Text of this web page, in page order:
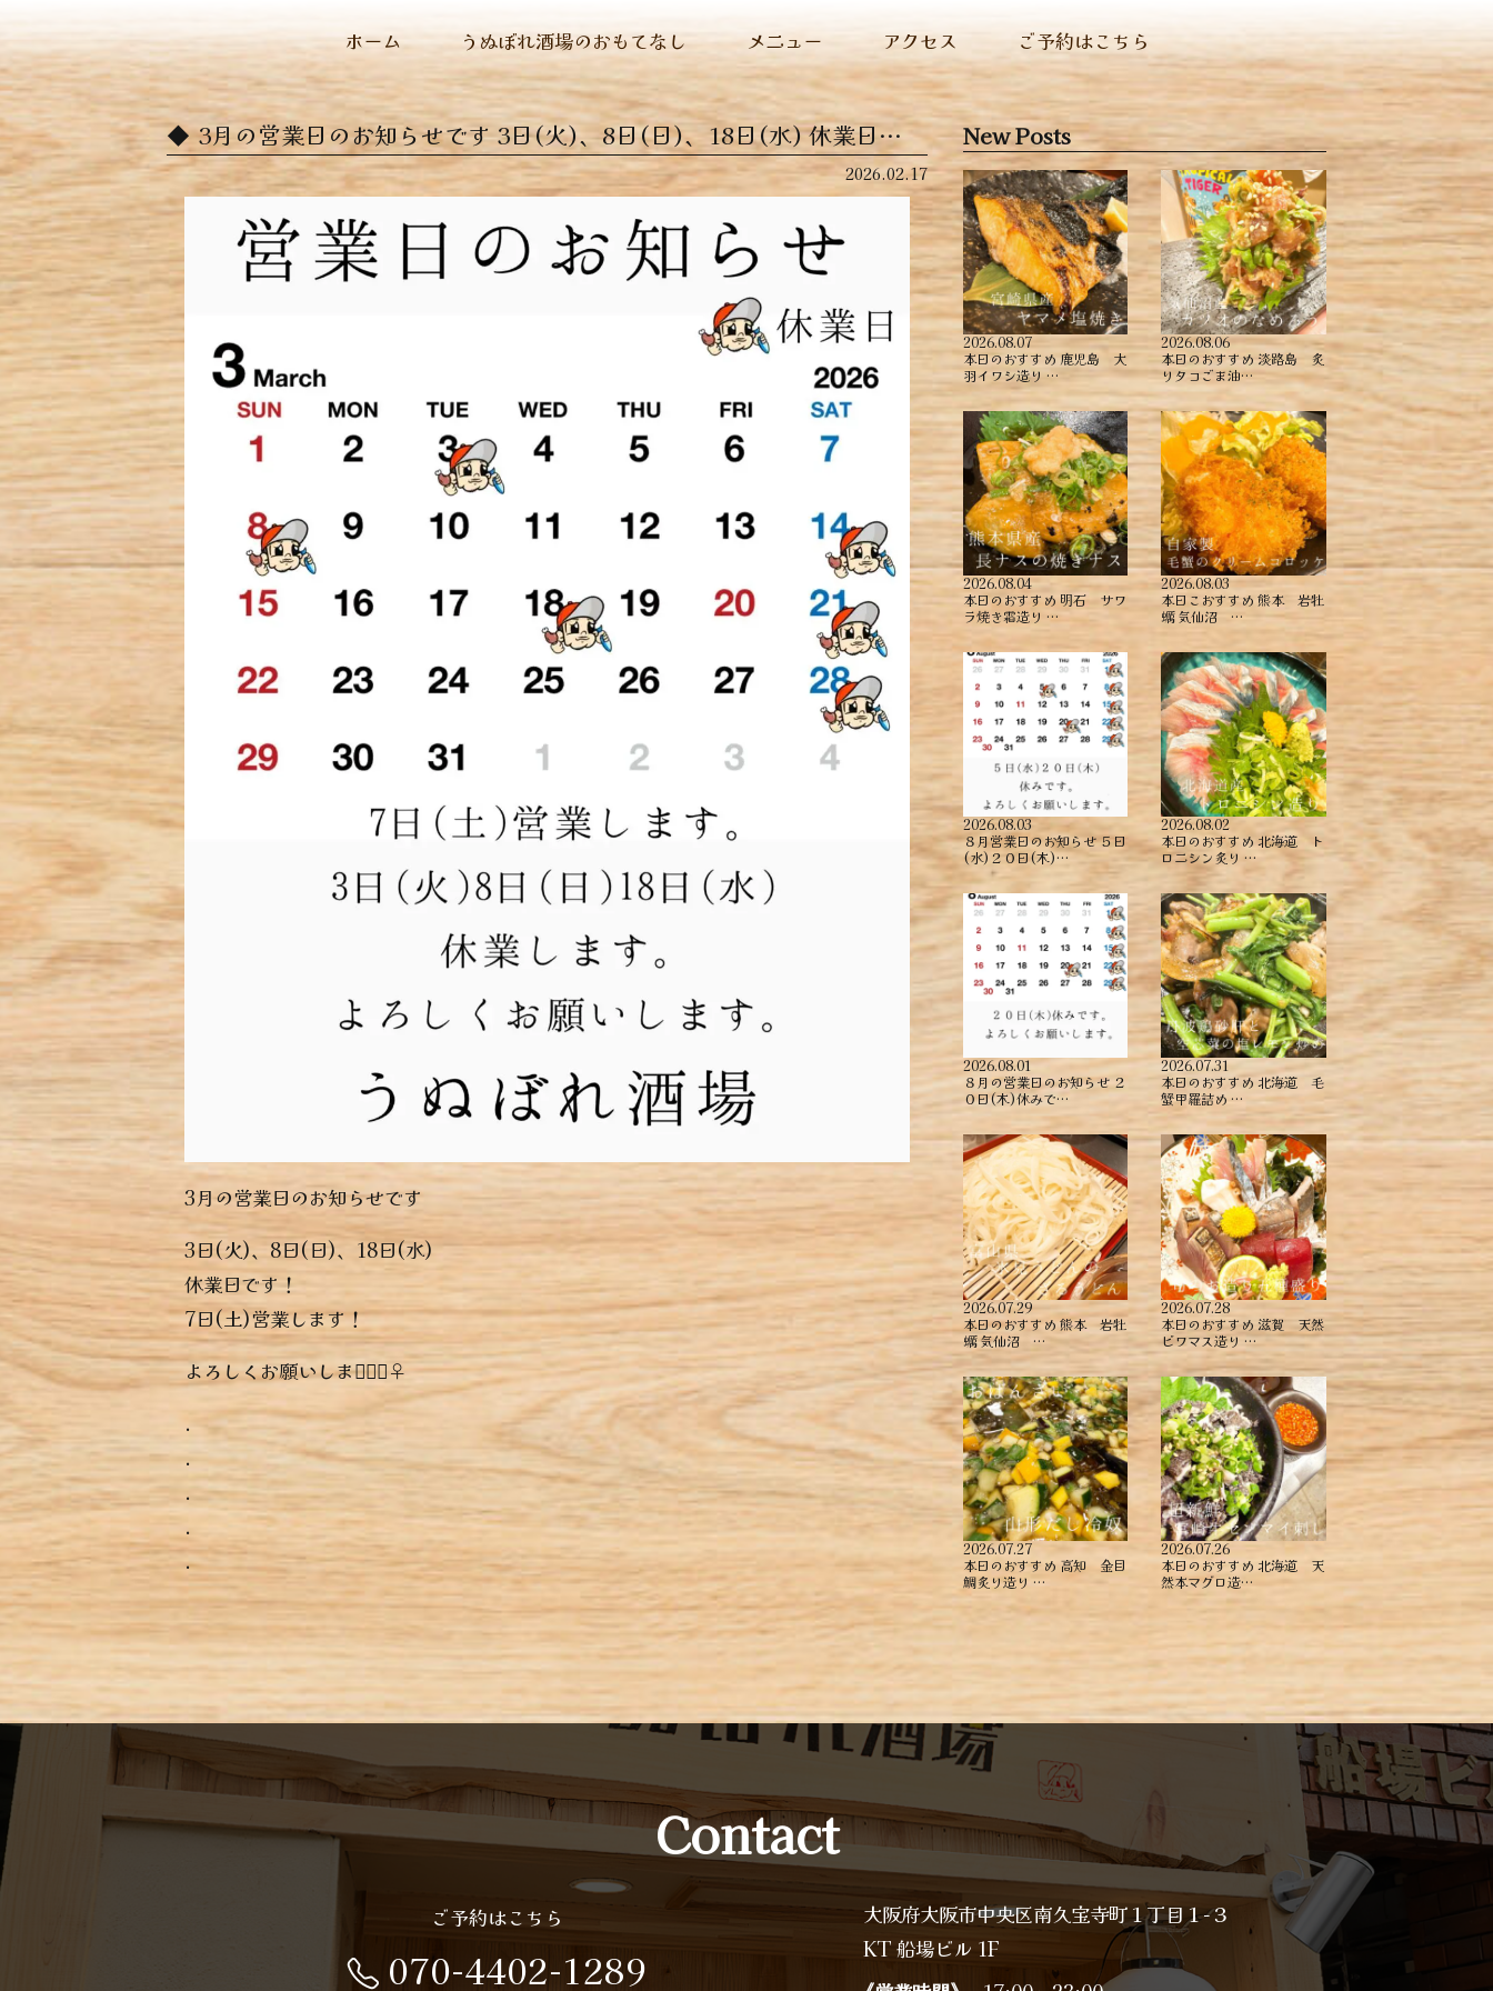
ホーム うぬぼれ酒場のおもてなし メニュー アクセス ご予約はこちら
3月の営業日のお知らせです 3日(火)、8日(日)、18日(水) 休業日…
2026.02.17
3月の営業日のお知らせです
3日(火)、8日(日)、18日(水)
休業日です！
7日(土)営業します！
よろしくお願いします🏻🏻‍♀️
.
.
.
.
.
New Posts
2026.08.07
本日のおすすめ ︎鹿児島 大
羽イワシ造り …
2026.08.06
本日のおすすめ ︎淡路島 炙
りタコごま油…
2026.08.04
本日のおすすめ ︎明石 サワ
ラ焼き霜造り …
2026.08.03
本日こおすすめ ︎熊本 岩牡
蠣 ︎気仙沼 …
2026.08.03
８月営業日のお知らせ ５日
(水)２０日(木)…
2026.08.02
本日のおすすめ ︎北海道 ト
ロニシン炙り …
2026.08.01
８月の営業日のお知らせ ２
０日(木)休みで…
2026.07.31
本日のおすすめ ︎北海道 毛
蟹甲羅詰め ︎…
2026.07.29
本日のおすすめ ︎熊本 岩牡
蠣 ︎気仙沼 …
2026.07.28
本日のおすすめ ︎滋賀 天然
ビワマス造り …
2026.07.27
本日のおすすめ ︎高知 金目
鯛炙り造り ︎…
2026.07.26
本日のおすすめ ︎北海道 天
然本マグロ造…
Contact
ご予約はこちら
070-4402-1289
大阪府大阪市中央区南久宝寺町１丁目１−３
KT 船場ビル 1F